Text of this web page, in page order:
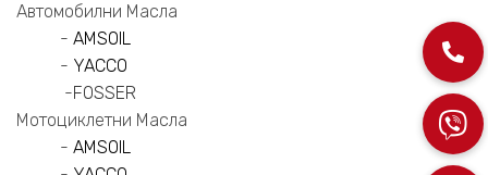
Автомобилни Масла
- AMSOIL
- YACCO
-FOSSER
Мотоциклетни Масла
- AMSOIL